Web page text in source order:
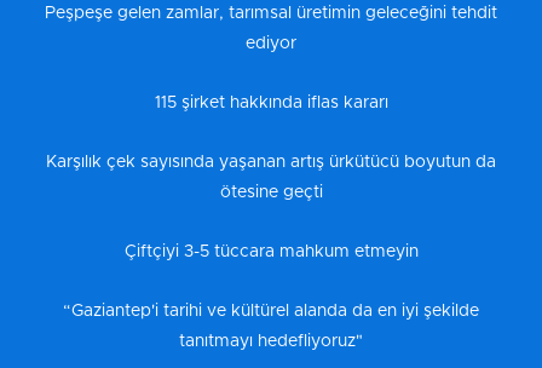
Peşpeşe gelen zamlar, tarımsal üretimin geleceğini tehdit
ediyor
115 şirket hakkında iflas kararı
Karşılık çek sayısında yaşanan artış ürkütücü boyutun da
ötesine geçti
Çiftçiyi 3-5 tüccara mahkum etmeyin
“Gaziantep'i tarihi ve kültürel alanda da en iyi şekilde
tanıtmayı hedefliyoruz"